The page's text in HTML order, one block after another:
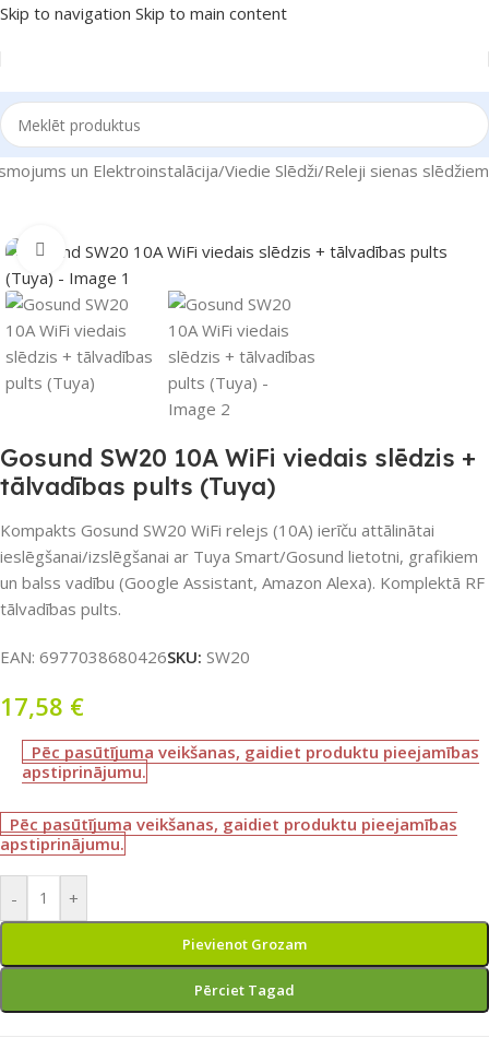
Skip to navigation Skip to main content
un Elektroinstalācija/Viedie Slēdži/Releji sienas slēdžiem
Noklikšķiniet, lai palielinātu
Gosund SW20 10A WiFi viedais slēdzis +
tālvadības pults (Tuya)
Kompakts Gosund SW20 WiFi relejs (10A) ierīču attālinātai
ieslēgšanai/izslēgšanai ar Tuya Smart/Gosund lietotni, grafikiem
un balss vadību (Google Assistant, Amazon Alexa). Komplektā RF
tālvadības pults.
EAN: 6977038680426SKU: SW20
17,58 €
Pēc pasūtījuma veikšanas, gaidiet produktu pieejamības
apstiprinājumu.
Pēc pasūtījuma veikšanas, gaidiet produktu pieejamības
apstiprinājumu.
- +
Pievienot Grozam
Pērciet Tagad